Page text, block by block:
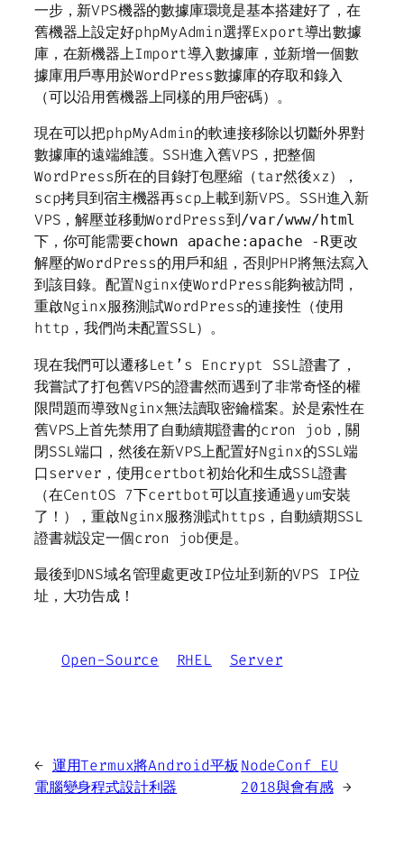
一步，新VPS機器的數據庫環境是基本搭建好了，在
舊機器上設定好phpMyAdmin選擇Export導出數據
庫，在新機器上Import導入數據庫，並新增一個數
據庫用戶專用於WordPress數據庫的存取和錄入
（可以沿用舊機器上同樣的用戶密碼）。
現在可以把phpMyAdmin的軟連接移除以切斷外界對
數據庫的遠端維護。SSH進入舊VPS，把整個
WordPress所在的目錄打包壓縮（tar然後xz），
scp拷貝到宿主機器再scp上載到新VPS。SSH進入新
VPS，解壓並移動WordPress到/var/www/html
下，你可能需要chown apache:apache -R更改
解壓的WordPress的用戶和組，否則PHP將無法寫入
到該目錄。配置Nginx使WordPress能夠被訪問，
重啟Nginx服務測試WordPress的連接性（使用
http，我們尚未配置SSL）。
現在我們可以遷移Let’s Encrypt SSL證書了，
我嘗試了打包舊VPS的證書然而遇到了非常奇怪的權
限問題而導致Nginx無法讀取密鑰檔案。於是索性在
舊VPS上首先禁用了自動續期證書的cron job，關
閉SSL端口，然後在新VPS上配置好Nginx的SSL端
口server，使用certbot初始化和生成SSL證書
（在CentOS 7下certbot可以直接通過yum安裝
了！），重啟Nginx服務測試https，自動續期SSL
證書就設定一個cron job便是。
最後到DNS域名管理處更改IP位址到新的VPS IP位
址，大功告成！
Open-Source RHEL Server
← 運用Termux將Android平板
電腦變身程式設計利器
NodeConf EU
2018與會有感 →